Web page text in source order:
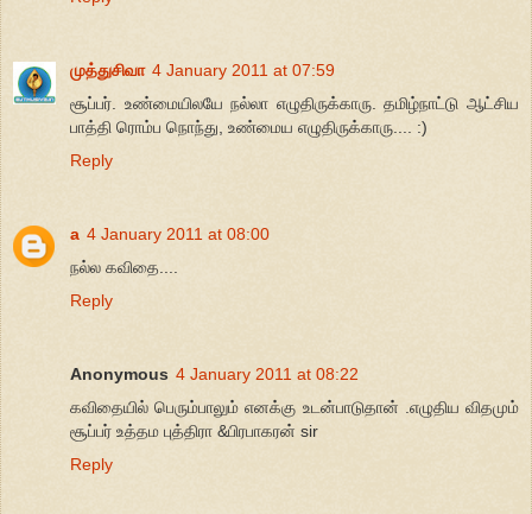
முத்துசிவா 4 January 2011 at 07:59
சூப்பர். உண்மையிலயே நல்லா எழுதிருக்காரு. தமிழ்நாட்டு ஆட்சிய
பாத்தி ரொம்ப நொந்து, உண்மைய எழுதிருக்காரு.... :)
Reply
a 4 January 2011 at 08:00
நல்ல கவிதை....
Reply
Anonymous 4 January 2011 at 08:22
கவிதையில் பெரும்பாலும் எனக்கு உடன்பாடுதான் .எழுதிய விதமும்
சூப்பர் உத்தம புத்திரா &பிரபாகரன் sir
Reply